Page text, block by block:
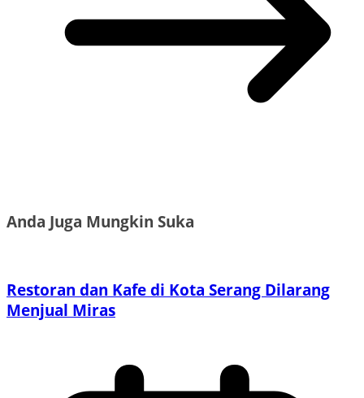
Anda Juga Mungkin Suka
Restoran dan Kafe di Kota Serang Dilarang
Menjual Miras